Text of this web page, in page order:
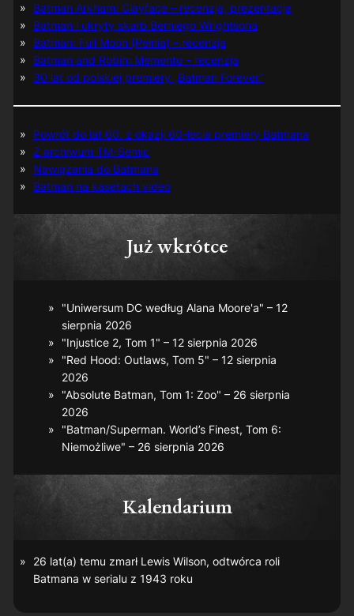
Batman Arkham: Clayface – recenzja, prezentacja
Batman i ukryty skarb Berniego Wrightsona
Batman: Full Moon (Pełnia) – recenzja
Batman and Robin: Memento – recenzja
30 lat od polskiej premiery „Batman Forever”
Powrót do lat 60. z okazji 60-lecia premiery Batmana
Z archiwum TM-Semic
Nawiązania do Batmana
Batman na kasetach video
Już wkrótce
"Uniwersum DC według Alana Moore'a" – 12
sierpnia 2026
"Injustice 2, Tom 1" – 12 sierpnia 2026
"Red Hood: Outlaws, Tom 5" – 12 sierpnia
2026
"Absolute Batman, Tom 1: Zoo" – 26 sierpnia
2026
"Batman/Superman. World’s Finest, Tom 6:
Niemożliwe" – 26 sierpnia 2026
Kalendarium
26 lat(a) temu zmarł Lewis Wilson, odtwórca roli
Batmana w serialu z 1943 roku